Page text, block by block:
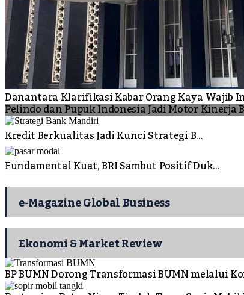
Danantara Klarifikasi Kabar Orang Kaya Wajib
Pelindo dan Pupuk Indonesia Jadi Motor Kinerja
Kredit Berkualitas Jadi Kunci Strategi B...
Fundamental Kuat, BRI Sambut Positif Duk...
e-Magazine Global Business
Ekonomi & Market Review
BP BUMN Dorong Transformasi BUMN melalui